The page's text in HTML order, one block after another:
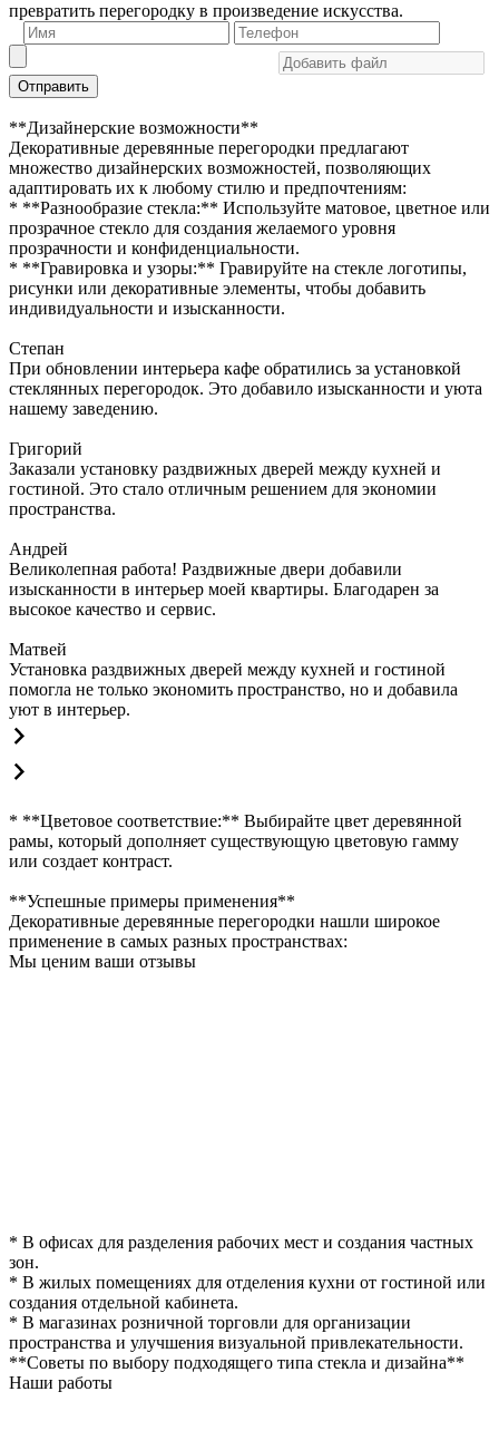
превратить перегородку в произведение искусства.
Отправить
**Дизайнерские возможности**
Декоративные деревянные перегородки предлагают
множество дизайнерских возможностей, позволяющих
адаптировать их к любому стилю и предпочтениям:
* **Разнообразие стекла:** Используйте матовое, цветное или
прозрачное стекло для создания желаемого уровня
прозрачности и конфиденциальности.
* **Гравировка и узоры:** Гравируйте на стекле логотипы,
рисунки или декоративные элементы, чтобы добавить
индивидуальности и изысканности.
Степан
При обновлении интерьера кафе обратились за установкой
стеклянных перегородок. Это добавило изысканности и уюта
нашему заведению.
Григорий
Заказали установку раздвижных дверей между кухней и
гостиной. Это стало отличным решением для экономии
пространства.
Андрей
Великолепная работа! Раздвижные двери добавили
изысканности в интерьер моей квартиры. Благодарен за
высокое качество и сервис.
Матвей
Установка раздвижных дверей между кухней и гостиной
помогла не только экономить пространство, но и добавила
уют в интерьер.
* **Цветовое соответствие:** Выбирайте цвет деревянной
рамы, который дополняет существующую цветовую гамму
или создает контраст.
**Успешные примеры применения**
Декоративные деревянные перегородки нашли широкое
применение в самых разных пространствах:
Мы ценим ваши отзывы
* В офисах для разделения рабочих мест и создания частных
зон.
* В жилых помещениях для отделения кухни от гостиной или
создания отдельной кабинета.
* В магазинах розничной торговли для организации
пространства и улучшения визуальной привлекательности.
**Советы по выбору подходящего типа стекла и дизайна**
Наши работы